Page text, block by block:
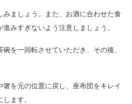
みましょう。また、お酒に合わせた食
みすぎないよう注意しましょう。
碗を一回転させていただき、その後、
箸を元の位置に戻し、座布団をキレイ
ます。